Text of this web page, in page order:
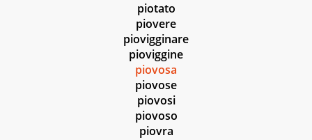
piotato
piovere
piovigginare
pioviggine
piovosa
piovose
piovosi
piovoso
piovra